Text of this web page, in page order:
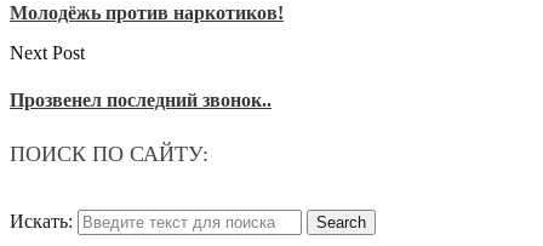
Молодёжь против наркотиков!
Next Post
Прозвенел последний звонок..
ПОИСК ПО САЙТУ:
Искать: